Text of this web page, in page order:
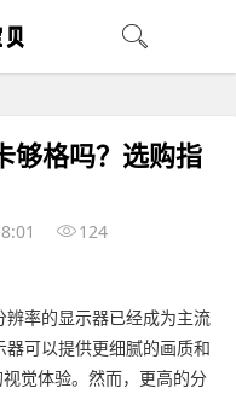
够格吗？选购指
124
率的显示器已经成为主流
可以提供更细腻的画质和
觉体验。然而，更高的分